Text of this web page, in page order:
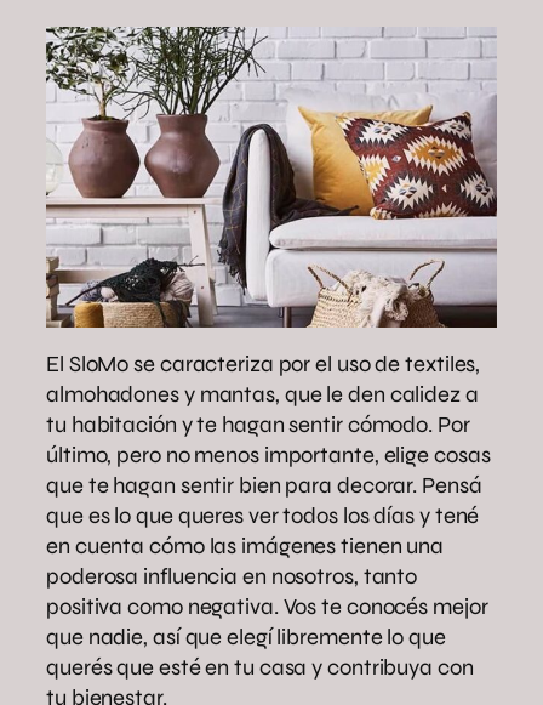
El SloMo se caracteriza por el uso de textiles,
almohadones y mantas, que le den calidez a
tu habitación y te hagan sentir cómodo. Por
último, pero no menos importante, elige cosas
que te hagan sentir bien para decorar. Pensá
que es lo que queres ver todos los días y tené
en cuenta cómo las imágenes tienen una
poderosa influencia en nosotros, tanto
positiva como negativa. Vos te conocés mejor
que nadie, así que elegí libremente lo que
querés que esté en tu casa y contribuya con
tu bienestar.